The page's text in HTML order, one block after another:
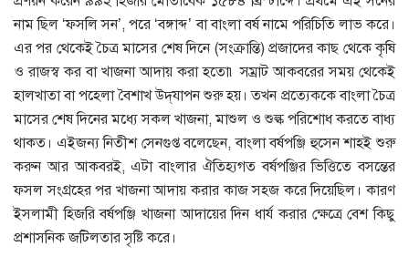
নাম ছিল ‘ফসলি সন’, পরে ‘বঙ্গাব্দ’ বা বাংলা বর্ষ নামে পরিচিতি লাভ করে।
এর পর থেকেই চৈত্র মাসের শেষ দিনে (সংক্রান্তি) প্রজাদের কাছ থেকে কৃষি
ও রাজস্ব কর বা খাজনা আদায় করা হতো৷ সম্রাট আকবরের সময় থেকেই
হালখাতা বা পহেলা বৈশাখ উদ্‌যাপন শুরু হয়। তখন প্রত্যেককে বাংলা চৈত্র
মাসের শেষ দিনের মধ্যে সকল খাজনা, মাশুল ও শুল্ক পরিশোধ করতে বাধ্য
থাকত। এইজন্য নিতীশ সেনগুপ্ত বলেছেন, বাংলা বর্ষপঞ্জি হুসেন শাহই শুরু
করুন আর আকবরই, এটা বাংলার ঐতিহ্যগত বর্ষপঞ্জির ভিত্তিতে বসন্তের
ফসল সংগ্রহের পর খাজনা আদায় করার কাজ সহজ করে দিয়েছিল। কারণ
ইসলামী হিজরি বর্ষপঞ্জি খাজনা আদায়ের দিন ধার্য করার ক্ষেত্রে বেশ কিছু
প্রশাসনিক জটিলতার সৃষ্টি করে।